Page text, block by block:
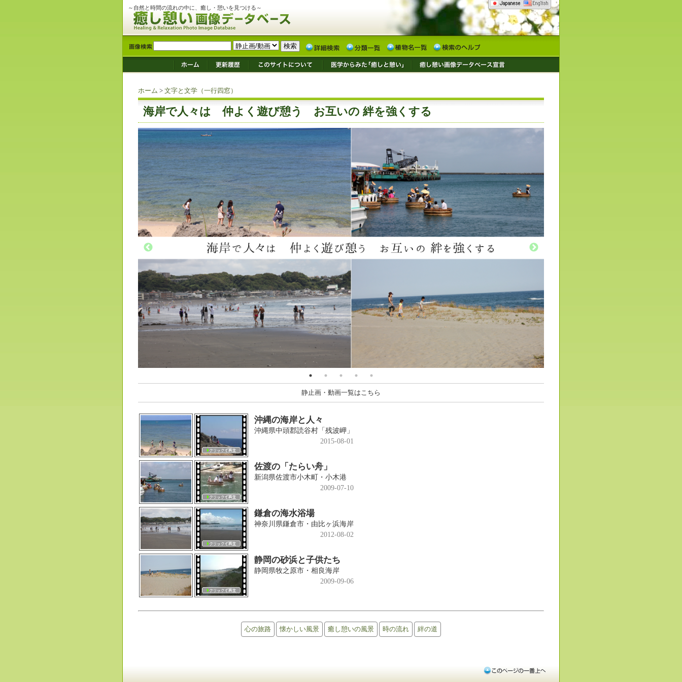
～自然と時間の流れの中に、癒し・憩いを見つける～
ホーム > 文字と文学（一行四窓）
海岸で人々は 仲よく遊び憩う お互いの 絆を強くする
静止画・動画一覧はこちら
沖縄の海岸と人々
沖縄県中頭郡読谷村「残波岬」
2015-08-01
佐渡の「たらい舟」
新潟県佐渡市小木町・小木港
2009-07-10
鎌倉の海水浴場
神奈川県鎌倉市・由比ヶ浜海岸
2012-08-02
静岡の砂浜と子供たち
静岡県牧之原市・相良海岸
2009-09-06
心の旅路 懐かしい風景 癒し憩いの風景 時の流れ 絆の道